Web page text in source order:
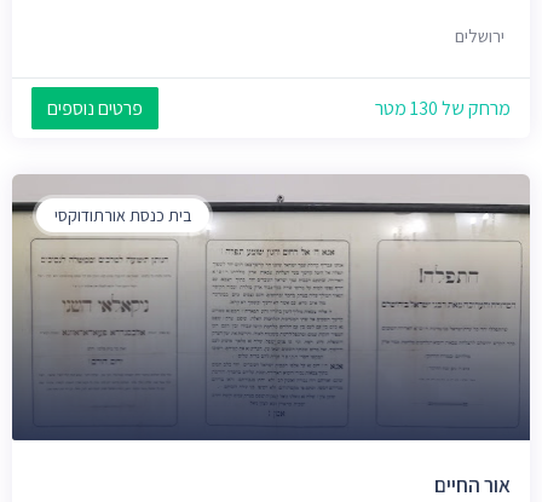
ירושלים
מרחק של 130 מטר פרטים נוספים
בית כנסת אורתודוקסי
אור החיים